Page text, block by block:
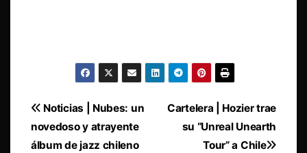
Navegación
de
Cartelera | Hozier trae
su “Unreal Unearth
Tour” a Chile
Noticias | Nubes: un
novedoso y atrayente
álbum de jazz chileno